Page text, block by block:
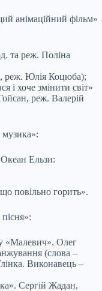
анімаційний фільм»
та реж. Поліна
реж. Юлія Коцюба);
і хоче змінити світ»
реж. Валерій
музика»:
Ельзи:
повільно горить».
«Малевич». Олег
(слова –
Виконавець –
Сергій Жадан,